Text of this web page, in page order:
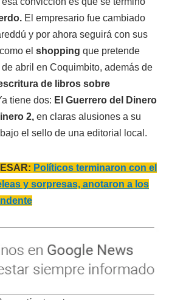
El empresario fue cambiado
y por ahora seguirá con sus
el shopping que pretende
abril en Coquimbito, además de
de libros sobre
tiene dos: El Guerrero del Dinero
2, en claras alusiones a su
el sello de una editorial local.
Políticos terminaron con el
y sorpresas, anotaron a los